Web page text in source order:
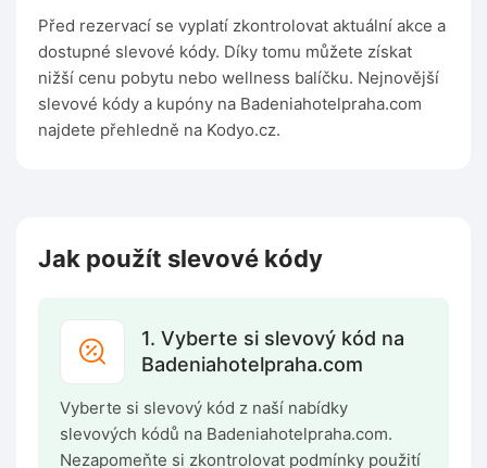
Před rezervací se vyplatí zkontrolovat aktuální akce a
dostupné slevové kódy. Díky tomu můžete získat
nižší cenu pobytu nebo wellness balíčku. Nejnovější
slevové kódy a kupóny na Badeniahotelpraha.com
najdete přehledně na Kodyo.cz.
Jak použít slevové kódy
1. Vyberte si slevový kód na
Badeniahotelpraha.com
Vyberte si slevový kód z naší nabídky
slevových kódů na Badeniahotelpraha.com.
Nezapomeňte si zkontrolovat podmínky použití